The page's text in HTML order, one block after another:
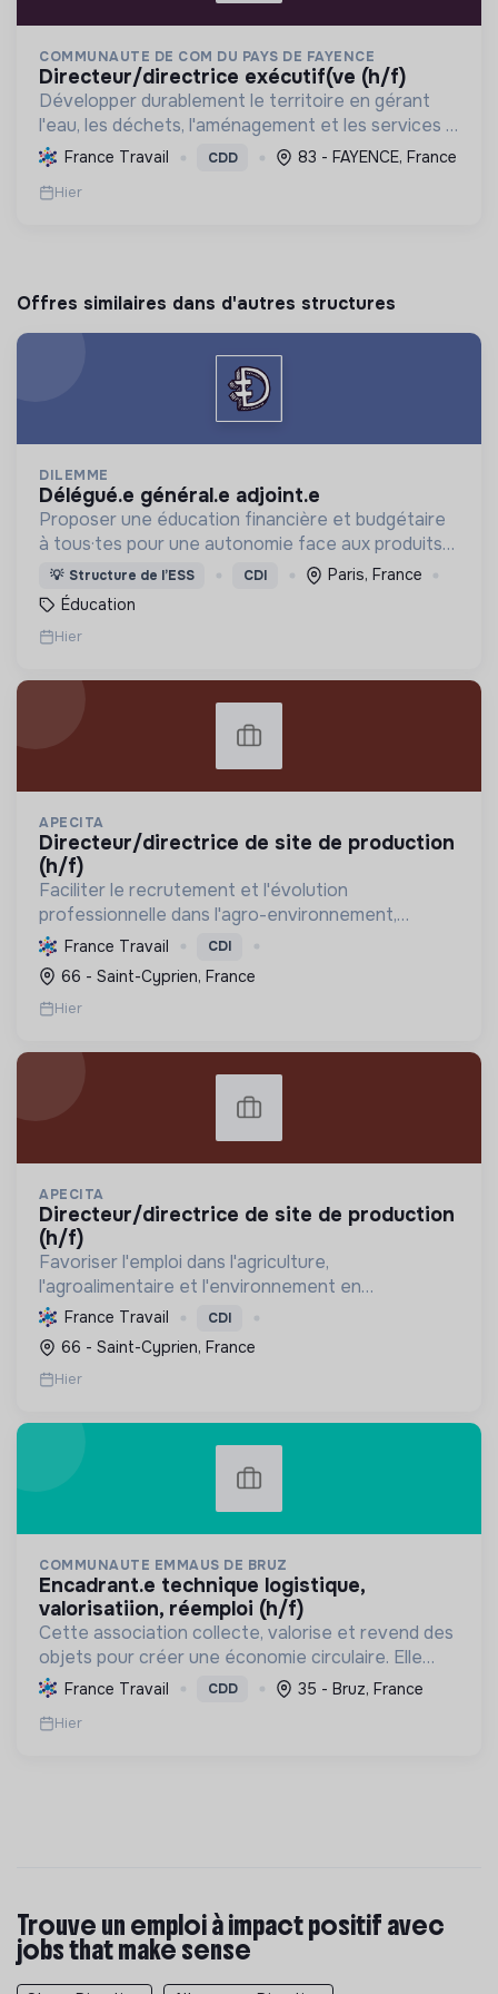
COMMUNAUTE DE COM DU PAYS DE FAYENCE
directeur/directrice exécutif(ve (h/f)
Développer durablement le territoire en gérant
l'eau, les déchets, l'aménagement et les services à
la population, tout en protégeant l'environnement
et promouvant la transition écologique et sociale.
France Travail CDD 83 - FAYENCE, France
Hier
Offres similaires dans d'autres structures
DILEMME
délégué.e général.e adjoint.e
Proposer une éducation financière et budgétaire
à tous·tes pour une autonomie face aux produits
financiers, bancaires et assurantiels et briser le
tabou autour de l'argent.
💡 Structure de l’ESS CDI
Paris, France
Éducation
Hier
APECITA
directeur/directrice de site de production
(h/f)
Faciliter le recrutement et l'évolution
professionnelle dans l'agro-environnement,
promouvoir les emplois verts et l'agriculture
durable, tout en soutenant l'insertion
professionnelle et la mutualisat...
France Travail CDI
66 - Saint-Cyprien, France
Hier
APECITA
directeur/directrice de site de production
(h/f)
Favoriser l'emploi dans l'agriculture,
l'agroalimentaire et l'environnement en
connectant candidats et employeurs, et en
promouvant les métiers de la transition
écologique.
France Travail CDI
66 - Saint-Cyprien, France
Hier
COMMUNAUTE EMMAUS DE BRUZ
encadrant.e technique logistique,
valorisatiion, réemploi (h/f)
Cette association collecte, valorise et revend des
objets pour créer une économie circulaire. Elle
offre un projet de vie digne et solidaire à des
prof...
France Travail CDD 35 - Bruz, France
Hier
Trouve un emploi à impact positif avec
jobs that make sense